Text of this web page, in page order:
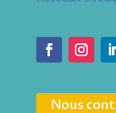
Nous